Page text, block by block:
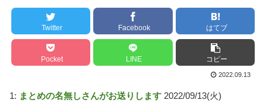
Twitter Facebook はてブ
Pocket LINE コピー
2022.09.13
1: まとめの名無しさんがお送りします 2022/09/13(火)